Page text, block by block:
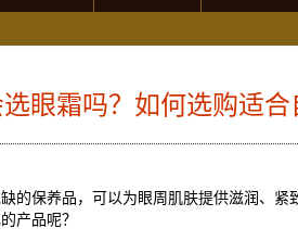
眼霜吗？如何选购适合
的保养品，可以为眼周肌肤提供滋润、
产品呢？